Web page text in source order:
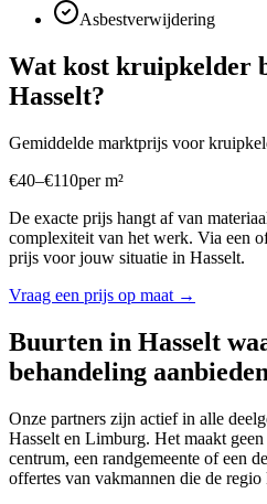
Asbestverwijdering
Wat kost kruipkelder
Hasselt?
Gemiddelde marktprijs voor
€40–€110perm²
De exacte prijs hangt af van
complexiteit van het werk. Via een
prijs voor jouw situatie in Hasselt.
Vraag een prijs op maat →
Buurten in Hasselt
behandeling aanbieden
Onze partners zijn actief in alle
Hasselt en Limburg. Het maakt
centrum, een randgemeente of een
offertes van vakmannen die de regio